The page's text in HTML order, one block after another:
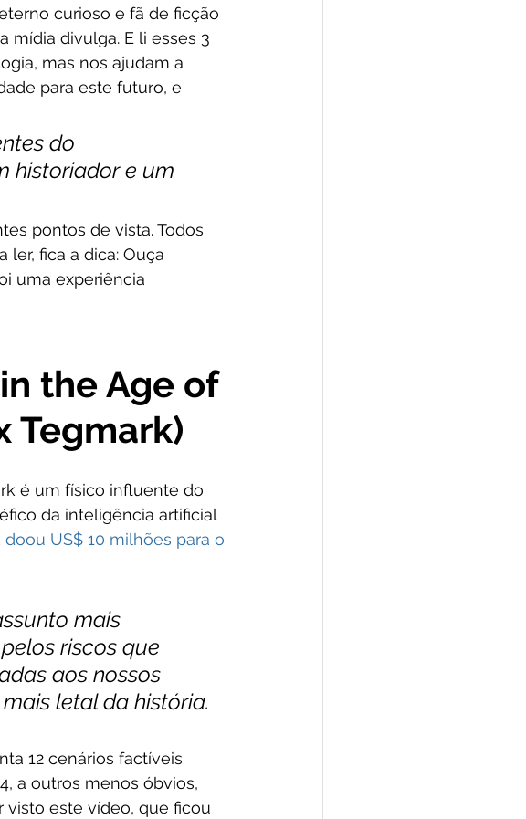
curioso e fã de ficção
mídia divulga. E li esses 3
mas nos ajudam a
para este futuro, e
do
historiador e um
pontos de vista. Todos
ler, fica a dica: Ouça
uma experiência
the Age of
Tegmark)
é um físico influente do
da inteligência artificial
doou US$ 10 milhões para o
mais
riscos que
aos nossos
letal da história.
12 cenários factíveis
a outros menos óbvios,
este vídeo, que ficou